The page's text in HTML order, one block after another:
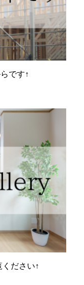
です↑
ださい↑